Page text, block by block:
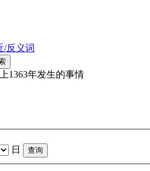
/反义词
1363年发生的事情
日